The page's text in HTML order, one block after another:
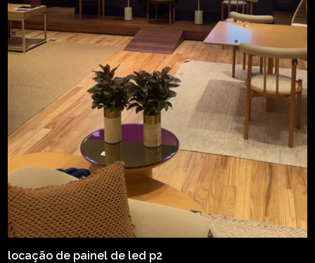
locação de painel de led p2